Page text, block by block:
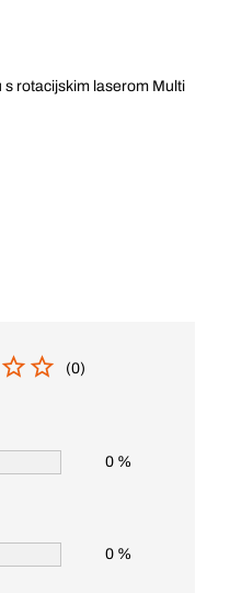
rotacijskim laserom Multi
(0)
0 %
0 %